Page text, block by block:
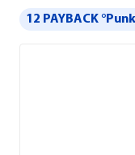
12 PAYBACK